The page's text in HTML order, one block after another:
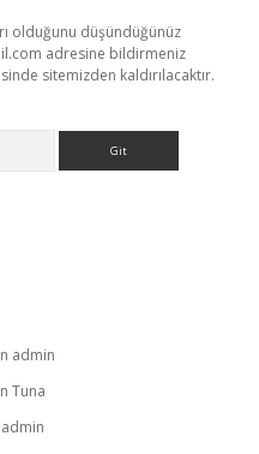
olduğunu düşündüğünüz
adresine bildirmeniz
sitemizden kaldırılacaktır.
admin
Tuna
admin